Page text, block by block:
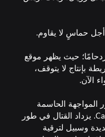
حيث يظهر موقع
بإنتاج لا يتوقف،
المواجهة الحاسمة
متاحًا الآن مجانًا في Call of Duty®: Warzone™‎. يزداد القتال في طور
وسبيل لترقية